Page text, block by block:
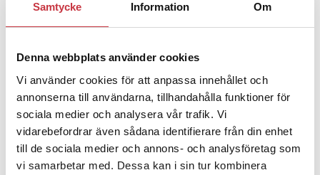
Samtycke Information Om
Denna webbplats använder cookies
Vi använder cookies för att anpassa innehållet och
annonserna till användarna, tillhandahålla funktioner för
sociala medier och analysera vår trafik. Vi
vidarebefordrar även sådana identifierare från din enhet
till de sociala medier och annons- och analysföretag som
vi samarbetar med. Dessa kan i sin tur kombinera
3 juni 2026
kronor
Insändare: Miljoner i sjön –
polisaspiranter underkänns på
godtyckliga grunder